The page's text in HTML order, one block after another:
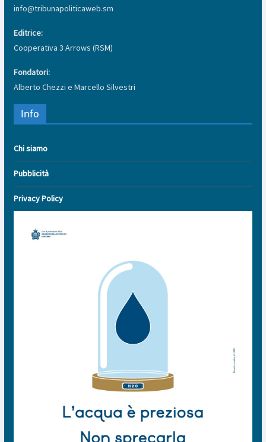
info@tribunapoliticaweb.sm
Editrice:
Cooperativa 3 Arrows (RSM)
Fondatori:
Alberto Chezzi e Marcello Silvestri
Info
Chi siamo
Pubblicità
Privacy Policy